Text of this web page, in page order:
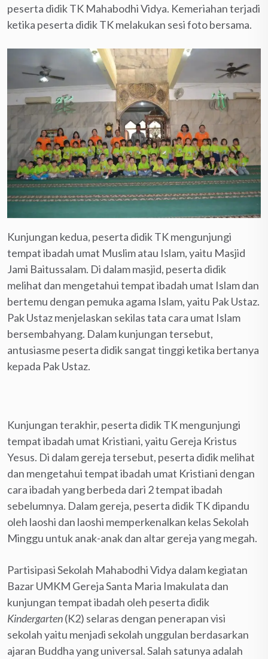
peserta didik TK Mahabodhi Vidya. Kemeriahan terjadi
ketika peserta didik TK melakukan sesi foto bersama.
Kunjungan kedua, peserta didik TK mengunjungi
tempat ibadah umat Muslim atau Islam, yaitu Masjid
Jami Baitussalam. Di dalam masjid, peserta didik
melihat dan mengetahui tempat ibadah umat Islam dan
bertemu dengan pemuka agama Islam, yaitu Pak Ustaz.
Pak Ustaz menjelaskan sekilas tata cara umat Islam
bersembahyang. Dalam kunjungan tersebut,
antusiasme peserta didik sangat tinggi ketika bertanya
kepada Pak Ustaz.
Kunjungan terakhir, peserta didik TK mengunjungi
tempat ibadah umat Kristiani, yaitu Gereja Kristus
Yesus. Di dalam gereja tersebut, peserta didik melihat
dan mengetahui tempat ibadah umat Kristiani dengan
cara ibadah yang berbeda dari 2 tempat ibadah
sebelumnya. Dalam gereja, peserta didik TK dipandu
oleh laoshi dan laoshi memperkenalkan kelas Sekolah
Minggu untuk anak-anak dan altar gereja yang megah.
Partisipasi Sekolah Mahabodhi Vidya dalam kegiatan
Bazar UMKM Gereja Santa Maria Imakulata dan
kunjungan tempat ibadah oleh peserta didik
Kindergarten(K2) selaras dengan penerapan visi
sekolah yaitu menjadi sekolah unggulan berdasarkan
ajaran Buddha yang universal. Salah satunya adalah